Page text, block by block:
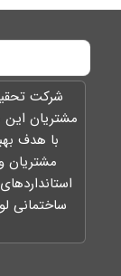
شرکت
مشتريان
با هدف
مشتريان
ساختمانی